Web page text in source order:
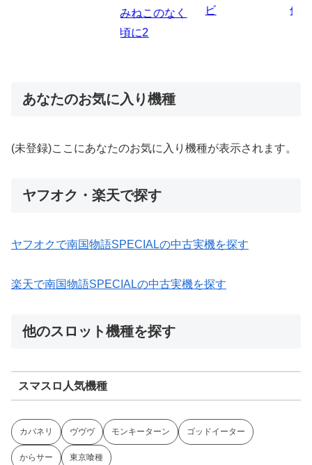
伝 炎ノ消防隊2
あなたのお気に入り機種
(未登録)ここにあなたのお気に入り機種が表示されます。
ヤフオク・楽天で探す
ヤフオクで南国物語SPECIALの中古実機を探す
楽天で南国物語SPECIALの中古実機を探す
他のスロット機種を探す
スマスロ人気機種
カバネリ ヴヴヴ モンキーターン ゴッドイーター
からサー 東京喰種